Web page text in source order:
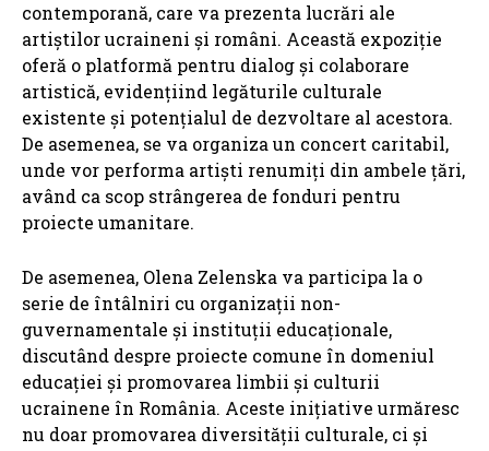
contemporană, care va prezenta lucrări ale
artiștilor ucraineni și români. Această expoziție
oferă o platformă pentru dialog și colaborare
artistică, evidențiind legăturile culturale
existente și potențialul de dezvoltare al acestora.
De asemenea, se va organiza un concert caritabil,
unde vor performa artiști renumiți din ambele țări,
având ca scop strângerea de fonduri pentru
proiecte umanitare.
De asemenea, Olena Zelenska va participa la o
serie de întâlniri cu organizații non-
guvernamentale și instituții educaționale,
discutând despre proiecte comune în domeniul
educației și promovarea limbii și culturii
ucrainene în România. Aceste inițiative urmăresc
nu doar promovarea diversității culturale, ci și